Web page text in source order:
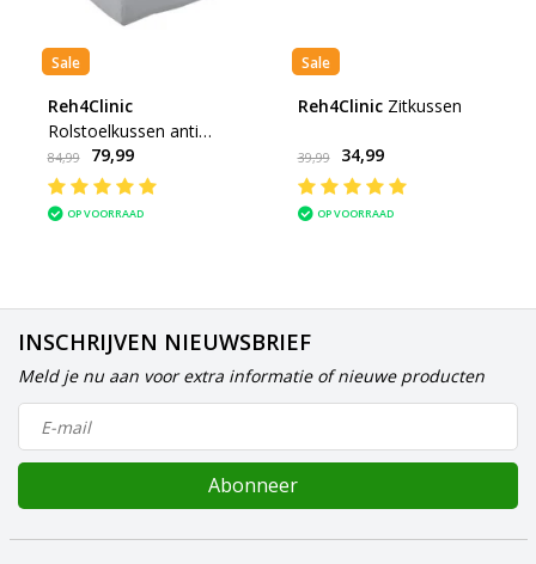
Sale
Reh4Clinic
Rolstoelkussen anti
decubitus
84,99 79,99
OP VOORRAAD
Sale
Reh4Clinic Zitkussen
39,99 34,99
OP VOORRAAD
INSCHRIJVEN NIEUWSBRIEF
Meld je nu aan voor extra informatie of nieuwe producten
Abonneer